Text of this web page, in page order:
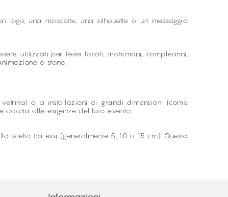
logo, una mascotte, una silhouette o un messaggio
utilizzati per feste locali, matrimoni, compleanni,
o stand.
o a installazioni di grandi dimensioni (come
adatta alle esigenze del loro evento.
tra essi (generalmente 5, 10 o 15 cm). Questo